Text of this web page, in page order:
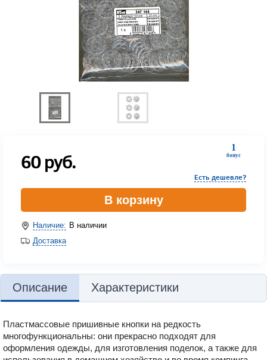
1
бонус
60руб.
Есть дешевле?
В корзину
Наличие: В наличии
Доставка
Описание Характеристики
Пластмассовые пришивные кнопки на редкость
многофункциональны: они прекрасно подходят для
оформления одежды, для изготовления поделок, а также для